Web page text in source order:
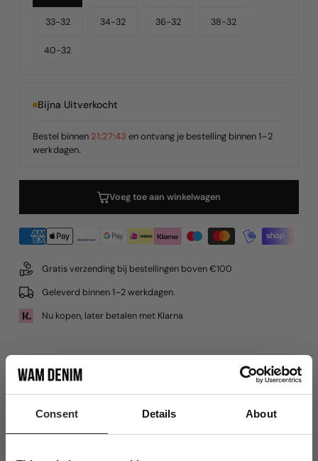
Consent Details About
Uitverkocht
33-32 34-32 36-32 38-32
40-32
Bijna Uitverkocht
Bestel binnen 21:27:43 en ontvang je bestelling binnen 1–2
werkdagen.
Voeg toe aan winkelwagen
Gratis verzending bij bestellingen boven €100
Geleverd binnen 1–2 werkdagen.
Nu kopen, later betalen met Klarna
Productdetails
Materiaal